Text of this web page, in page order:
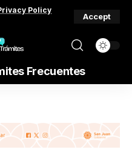
Policy
Accept
Frecuentes